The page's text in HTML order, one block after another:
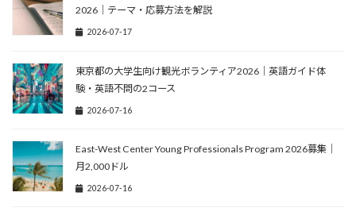
2026｜テーマ・応募方法を解説
2026-07-17
東京都の大学生向け観光ボランティア2026｜英語ガイド体
験・英語不問の2コース
2026-07-16
East-West Center Young Professionals Program 2026募集｜
月2,000ドル
2026-07-16